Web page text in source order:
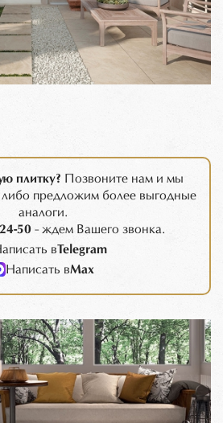
плитку? Позвоните нам и мы
предложим более выгодные
аналоги.
50- ждем Вашего звонка.
вTelegram
Написать вMax